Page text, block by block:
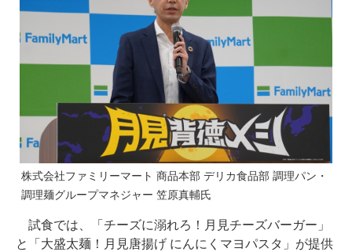
株式会社ファミリーマート 商品本部 デリカ食品部 調理パン・
調理麺グループマネジャー 笠原真輔氏
試食では、「チーズに溺れろ！月見チーズバーガー」
と「大盛太麺！月見唐揚げ にんにくマヨパスタ」が提供